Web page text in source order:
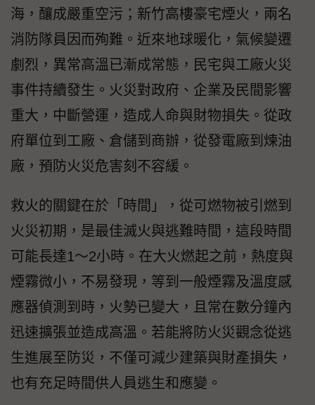
海，釀成嚴重空污；新竹高樓豪宅煙火，兩名
消防隊員因而殉難。近來地球暖化，氣候變遷
劇烈，異常高溫已漸成常態，民宅與工廠火災
事件持續發生。火災對政府、企業及民間影響
重大，中斷營運，造成人命與財物損失。從政
府單位到工廠、倉儲到商辦，從發電廠到煉油
廠，預防火災危害刻不容緩。
救火的關鍵在於「時間」，從可燃物被引燃到
火災初期，是最佳滅火與逃難時間，這段時間
可能長達1～2小時。在大火燃起之前，熱度與
煙霧微小，不易發現，等到一般煙霧及溫度感
應器偵測到時，火勢已變大，且常在數分鐘內
迅速擴張並造成高溫。若能將防火災觀念從逃
生進展至防災，不僅可減少建築與財產損失，
也有充足時間供人員逃生和應變。